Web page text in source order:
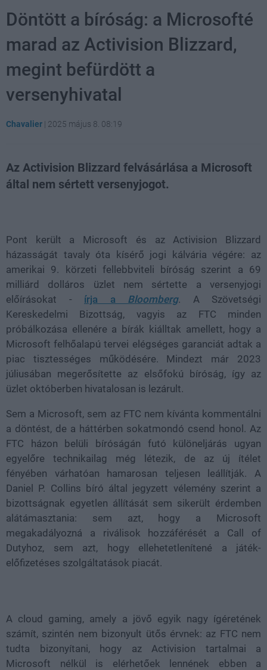
Döntött a bíróság: a Microsofté
marad az Activision Blizzard,
megint befürdött a
versenyhivatal
Chavalier | 2025 május 8. 08:19
Az Activision Blizzard felvásárlása a Microsoft
által nem sértett versenyjogot.
Pont került a Microsoft és az Activision Blizzard
házasságát tavaly óta kísérő jogi kálvária végére: az
amerikai 9. körzeti fellebbviteli bíróság szerint a 69
milliárd dolláros üzlet nem sértette a versenyjogi
előírásokat - írja a Bloomberg. A Szövetségi
Kereskedelmi Bizottság, vagyis az FTC minden
próbálkozása ellenére a bírák kiálltak amellett, hogy a
Microsoft felhőalapú tervei elégséges garanciát adtak a
piac tisztességes működésére. Mindezt már 2023
júliusában megerősítette az elsőfokú bíróság, így az
üzlet októberben hivatalosan is lezárult.
Sem a Microsoft, sem az FTC nem kívánta kommentálni
a döntést, de a háttérben sokatmondó csend honol. Az
FTC házon belüli bíróságán futó különeljárás ugyan
egyelőre technikailag még létezik, de az új ítélet
fényében várhatóan hamarosan teljesen leállítják. A
Daniel P. Collins bíró által jegyzett vélemény szerint a
bizottságnak egyetlen állítását sem sikerült érdemben
alátámasztania: sem azt, hogy a Microsoft
megakadályozná a riválisok hozzáférését a Call of
Dutyhoz, sem azt, hogy ellehetetlenítené a játék-
előfizetéses szolgáltatások piacát.
A cloud gaming, amely a jövő egyik nagy ígéretének
számít, szintén nem bizonyult ütős érvnek: az FTC nem
tudta bizonyítani, hogy az Activision tartalmai a
Microsoft nélkül is elérhetőek lennének ebben a